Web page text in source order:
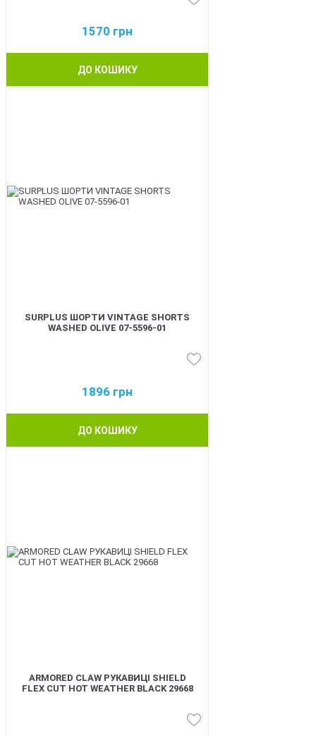
1570 грн
ДО КОШИКУ
SURPLUS ШОРТИ VINTAGE SHORTS
WASHED OLIVE 07-5596-01
1896 грн
ДО КОШИКУ
ARMORED CLAW РУКАВИЦІ SHIELD
FLEX CUT HOT WEATHER BLACK 29668